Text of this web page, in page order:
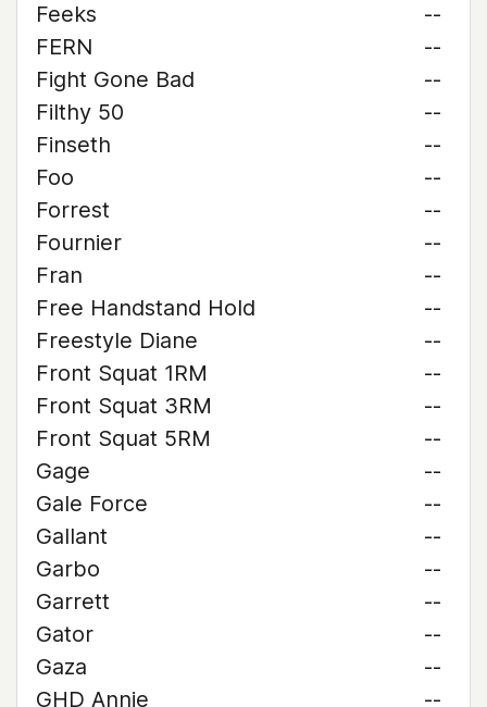
Feeks
--
FERN
--
Fight Gone Bad
--
Filthy 50
--
Finseth
--
Foo
--
Forrest
--
Fournier
--
Fran
--
Free Handstand Hold
--
Freestyle Diane
--
Front Squat 1RM
--
Front Squat 3RM
--
Front Squat 5RM
--
Gage
--
Gale Force
--
Gallant
--
Garbo
--
Garrett
--
Gator
--
Gaza
--
GHD Annie
--